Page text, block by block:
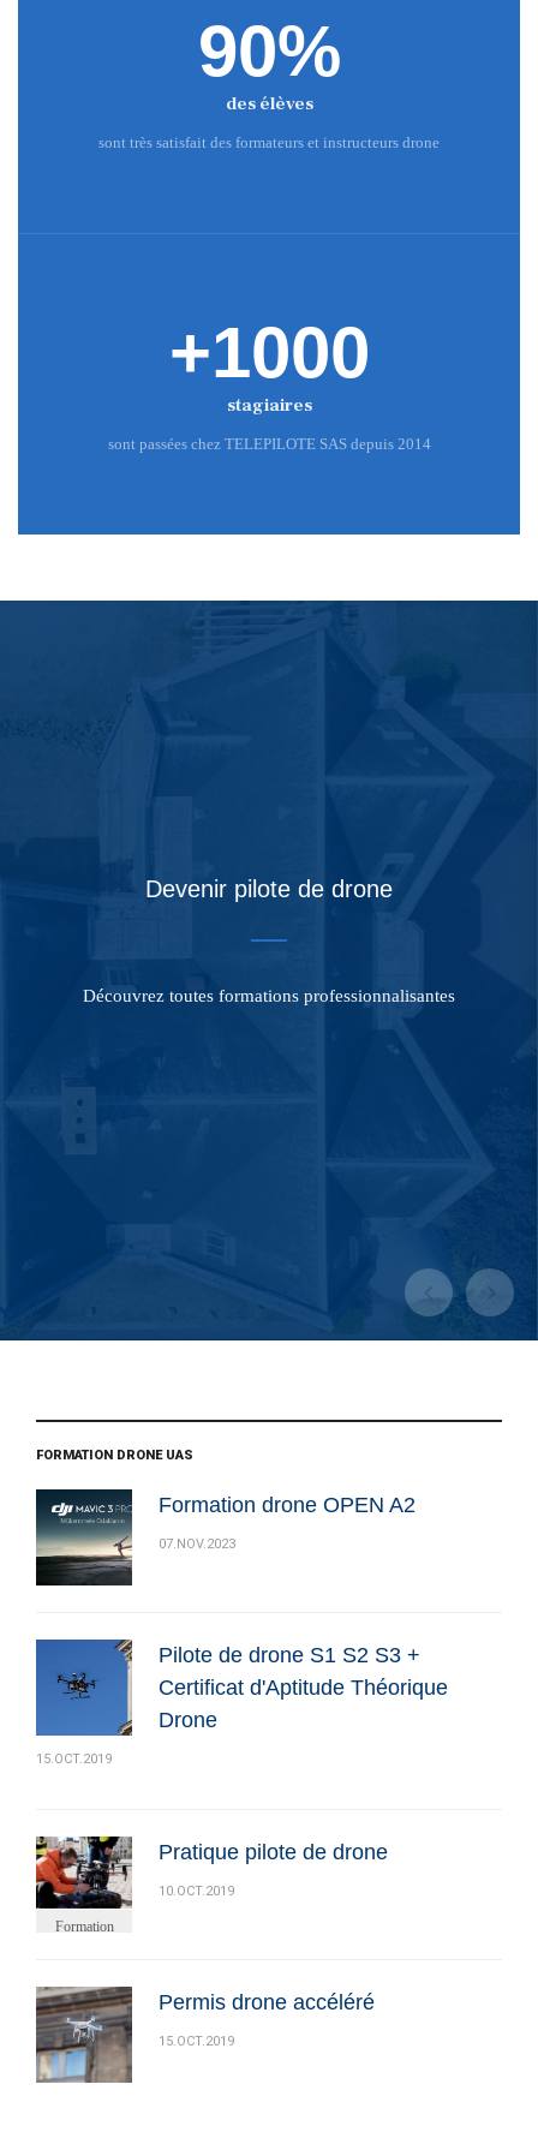
90%
des élèves
sont très satisfait des formateurs et instructeurs drone
+1000
stagiaires
sont passées chez TELEPILOTE SAS depuis 2014
Devenir pilote de drone
Découvrez toutes formations professionnalisantes
FORMATION DRONE UAS
Formation drone OPEN A2
07.NOV.2023
Pilote de drone S1 S2 S3 +
Certificat d'Aptitude Théorique
Drone
15.OCT.2019
Formation
professionnel
Pratique pilote de drone
10.OCT.2019
Permis drone accéléré
15.OCT.2019